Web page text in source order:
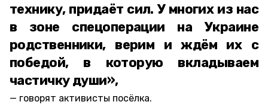
технику, придаёт сил. У многих из нас
в зоне спецоперации на Украине
родственники, верим и ждём их с
победой, в которую вкладываем
частичку души»,
говорят активисты посёлка.